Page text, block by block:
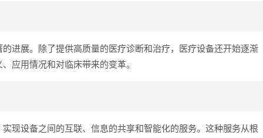
进展。除了提供高质量的医疗诊断和治疗，医疗设备还开始逐渐
应用情况和对临床带来的变革。
现设备之间的互联、信息的共享和智能化的服务。这种服务从根